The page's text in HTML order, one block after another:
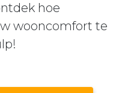
hoe
wooncomfort te